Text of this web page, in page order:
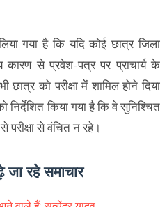
गया है कि यदि कोई छात्र जिला
कारण से प्रवेश-पत्र पर प्राचार्य के
को परीक्षा में शामिल होने दिया
निर्देशित किया गया है कि वे सुनिश्चित
परीक्षा से वंचित न रहे।
रहे समाचार